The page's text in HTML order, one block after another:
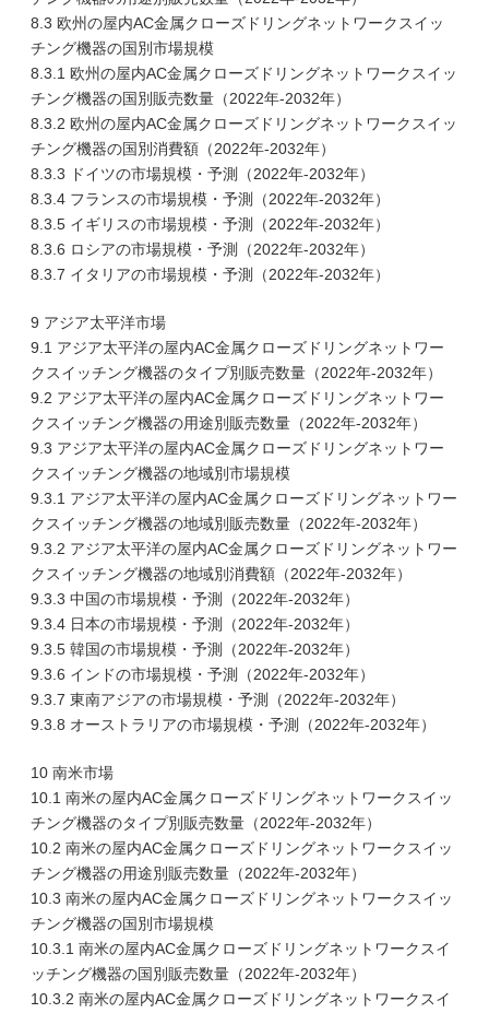
8.3 欧州の屋内AC金属クローズドリングネットワークスイッ
チング機器の国別市場規模
8.3.1 欧州の屋内AC金属クローズドリングネットワークスイッ
チング機器の国別販売数量（2022年-2032年）
8.3.2 欧州の屋内AC金属クローズドリングネットワークスイッ
チング機器の国別消費額（2022年-2032年）
8.3.3 ドイツの市場規模・予測（2022年-2032年）
8.3.4 フランスの市場規模・予測（2022年-2032年）
8.3.5 イギリスの市場規模・予測（2022年-2032年）
8.3.6 ロシアの市場規模・予測（2022年-2032年）
8.3.7 イタリアの市場規模・予測（2022年-2032年）
9 アジア太平洋市場
9.1 アジア太平洋の屋内AC金属クローズドリングネットワー
クスイッチング機器のタイプ別販売数量（2022年-2032年）
9.2 アジア太平洋の屋内AC金属クローズドリングネットワー
クスイッチング機器の用途別販売数量（2022年-2032年）
9.3 アジア太平洋の屋内AC金属クローズドリングネットワー
クスイッチング機器の地域別市場規模
9.3.1 アジア太平洋の屋内AC金属クローズドリングネットワー
クスイッチング機器の地域別販売数量（2022年-2032年）
9.3.2 アジア太平洋の屋内AC金属クローズドリングネットワー
クスイッチング機器の地域別消費額（2022年-2032年）
9.3.3 中国の市場規模・予測（2022年-2032年）
9.3.4 日本の市場規模・予測（2022年-2032年）
9.3.5 韓国の市場規模・予測（2022年-2032年）
9.3.6 インドの市場規模・予測（2022年-2032年）
9.3.7 東南アジアの市場規模・予測（2022年-2032年）
9.3.8 オーストラリアの市場規模・予測（2022年-2032年）
10 南米市場
10.1 南米の屋内AC金属クローズドリングネットワークスイッ
チング機器のタイプ別販売数量（2022年-2032年）
10.2 南米の屋内AC金属クローズドリングネットワークスイッ
チング機器の用途別販売数量（2022年-2032年）
10.3 南米の屋内AC金属クローズドリングネットワークスイッ
チング機器の国別市場規模
10.3.1 南米の屋内AC金属クローズドリングネットワークスイ
ッチング機器の国別販売数量（2022年-2032年）
10.3.2 南米の屋内AC金属クローズドリングネットワークスイ